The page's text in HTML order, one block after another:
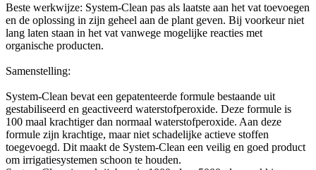
Beste werkwijze: System-Clean pas als laatste aan het vat toevoegen
en de oplossing in zijn geheel aan de plant geven. Bij voorkeur niet
lang laten staan in het vat vanwege mogelijke reacties met
organische producten.
Samenstelling:
System-Clean bevat een gepatenteerde formule bestaande uit
gestabiliseerd en geactiveerd waterstofperoxide. Deze formule is
100 maal krachtiger dan normaal waterstofperoxide. Aan deze
formule zijn krachtige, maar niet schadelijke actieve stoffen
toegevoegd. Dit maakt de System-Clean een veilig en goed product
om irrigatiesystemen schoon te houden.